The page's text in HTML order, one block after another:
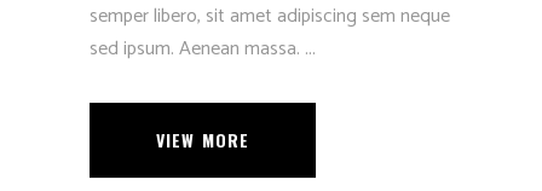
semper libero, sit amet adipiscing sem neque
sed ipsum. Aenean massa.
VIEW MORE